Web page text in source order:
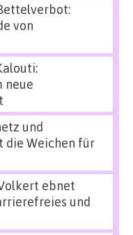
von
neue
und
die Weichen für
ebnet
und